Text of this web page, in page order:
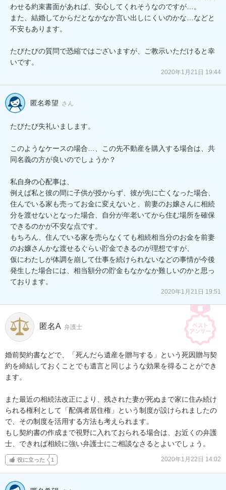
わせる約束書面があれば、安心してくれそうなのですが…。
また、結婚してからだとなかなか言い出しにくいのかな…などと
不安もあります。
たびたびの質問で恐縮ではございますが、ご教示いただけると幸
いです。
2020年1月21日 19:44
匿名希望 さん
たびたび失礼いまします。
このようなケースの場合…、この先不動産を購入する場合は、共
同名義の方が良いのでしょうか？
私自身の心配事は、
例えば私と彼の間に子供が授からず、彼が先に亡くなった場合、
住んでいる家も売ってお金に変えないと、前妻のお嬢さんに相続
分を渡せないとなった場合、自分が年老いてから住む場所を確保
できるのかが不安な点です。
もちろん、住んでいる家を売らなくても相続相当分のお金を前妻
のお嬢さんかな渡せるぐらい貯金できるのが理想ですが、
仮にわたしが体調を崩して仕事を続けられないなどの事情が今後
発生した場合には、相当額分の貯金もなかなか難しいのかと思っ
ております。
2020年1月21日 19:51
匿名A 弁護士
婚前契約書などで、「死んだら遺産を贈与する」という死因贈与契
約を締結しておくことでも遺言と同じような効果を得ることができ
ます。
また最近の相続法改正により、残された妻が死ぬまで家に住み続け
られる権利として「配偶者居住権」という制度が設けられましたの
で、その制度を活用する方法も考えられます。
もし契約書の作成まで視野に入れておられる場合は、お近くの弁護
士、できれば相続に強い弁護士にご相談なさるとよいでしょう。
役に立った 1 2020年1月22日 14:02